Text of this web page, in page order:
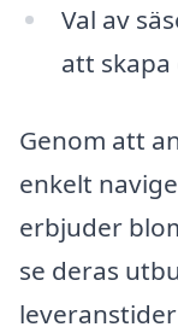
Val av
att skapa
Genom att
enkelt
erbjuder
se deras